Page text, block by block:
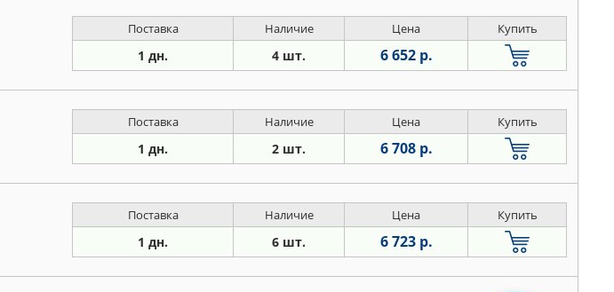
Поставка Наличие Цена Купить
1 дн. 4 шт. 6 652 р.
Поставка Наличие Цена Купить
1 дн. 2 шт. 6 708 р.
Поставка Наличие Цена Купить
1 дн. 6 шт. 6 723 р.